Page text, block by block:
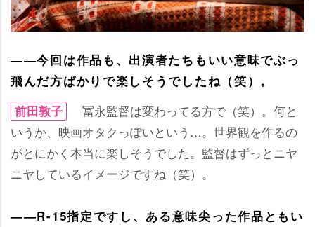
――今回は作品も、出演者たちもいい意味でぶっ
飛んだ方ばかりで楽しそうでしたね（笑）。
前田敦子
冨永監督は変わってる方で（笑）。何と
いうか、映画オタクっぽいという…。世界観を作るの
がとにかく本当に楽しそうでした。監督はずっとニヤ
ニヤしているイメージですね（笑）。
――R-15指定ですし、ある意味尖った作品ともい